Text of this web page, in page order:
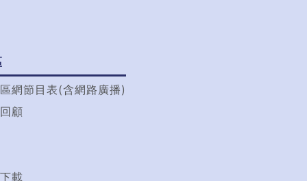
網節目表(含網路廣播)
顧
載